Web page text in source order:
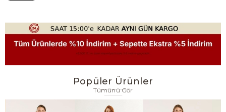
Popüler Ürünler
Tümünü Gör